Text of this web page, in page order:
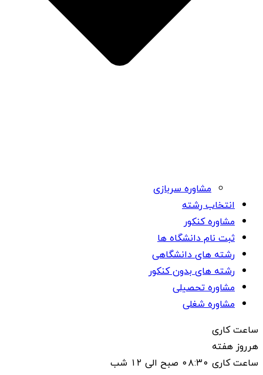
مشاوره سربازی
انتخاب رشته
مشاوره کنکور
ثبت نام دانشگاه ها
رشته های دانشگاهی
رشته های بدون کنکور
مشاوره تحصیلی
مشاوره شغلی
ساعت کاری
هرروز هفته
ساعت کاری ۰۸:۳۰ صبح الی ۱۲ شب